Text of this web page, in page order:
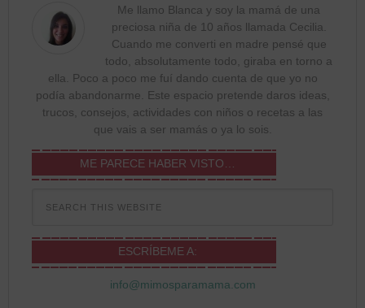
Me llamo Blanca y soy la mamá de una
preciosa niña de 10 años llamada Cecilia.
Cuando me converti en madre pensé que
todo, absolutamente todo, giraba en torno a
ella. Poco a poco me fuí dando cuenta de que yo no
podía abandonarme. Este espacio pretende daros ideas,
trucos, consejos, actividades con niños o recetas a las
que vais a ser mamás o ya lo sois.
ME PARECE HABER VISTO…
ESCRÍBEME A:
info@mimosparamama.com